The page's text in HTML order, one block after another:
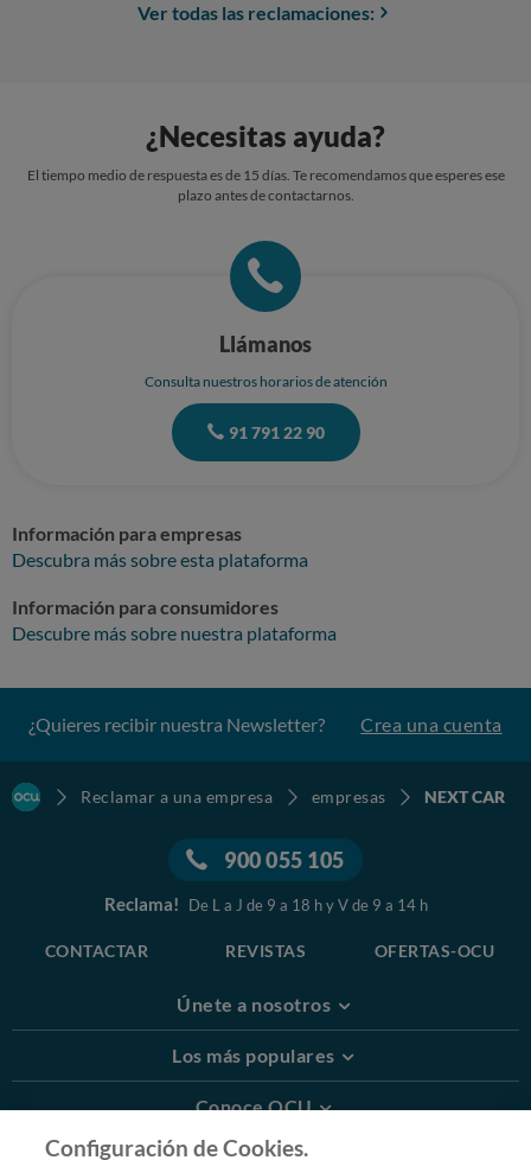
Ver todas las reclamaciones:
¿Necesitas ayuda?
El tiempo medio de respuesta es de 15 días. Te recomendamos que esperes ese
plazo antes de contactarnos.
Llámanos
Consulta nuestros horarios de atención
91 791 22 90
Información para empresas
Descubra más sobre esta plataforma
Información para consumidores
Descubre más sobre nuestra plataforma
¿Quieres recibir nuestra Newsletter? Crea una cuenta
Reclamar a una empresa empresas NEXT CAR
900 055 105
Reclama! De L a J de 9 a 18 h y V de 9 a 14 h
CONTACTAR REVISTAS OFERTAS-OCU
Únete a nosotros
Los más populares
Conoce OCU
Configuración de Cookies.